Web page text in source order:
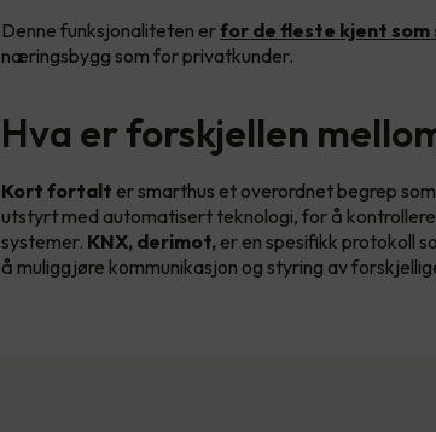
Denne funksjonaliteten erfor de fleste kjent som
næringsbygg som for privatkunder.
Hva er forskjellen
Kort fortalt er smarthus et overordnet begrep
utstyrt med automatisert teknologi, for å
systemer. KNX, derimot, er en spesifikk protokoll
å muliggjøre kommunikasjon og styring av